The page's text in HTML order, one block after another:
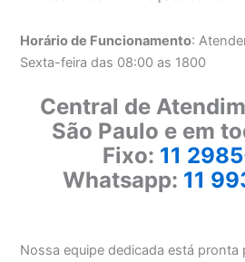
Horário de Funcionamento:
Sexta-feira das 08:00 as 1800
Central de
São Paulo e em
Fixo: 11
Whatsapp: 11
Nossa equipe dedicada está pronta